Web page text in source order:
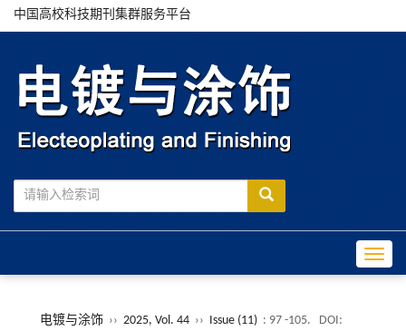
中国高校科技期刊集群服务平台
电镀与涂饰 ›› 2025, Vol. 44 ›› Issue (11) : 97 -105.
DOI: